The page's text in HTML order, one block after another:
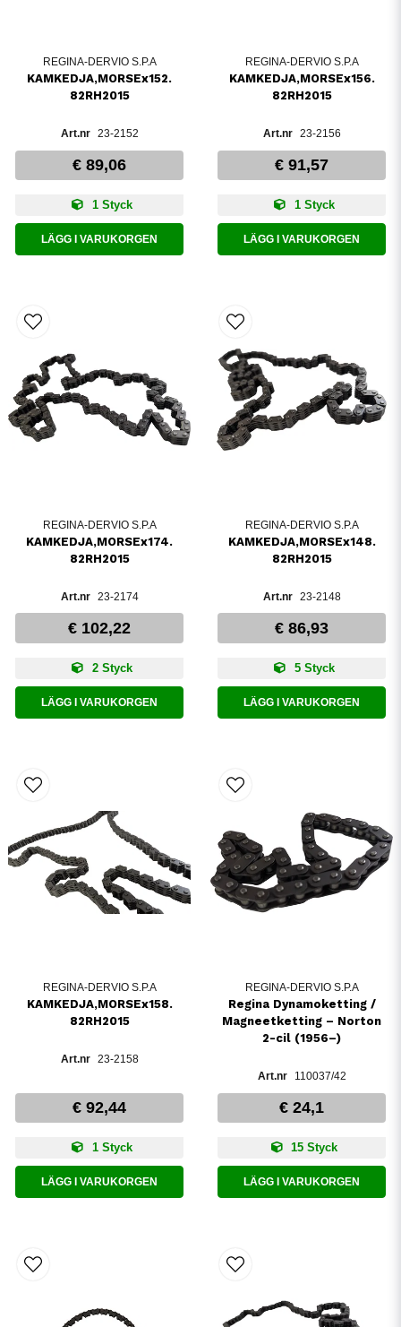
REGINA-DERVIO S.P.A
KAMKEDJA,MORSEx152.
82RH2015
23-2152
€ 89,06
1 Styck
LÄGG I VARUKORGEN
REGINA-DERVIO S.P.A
KAMKEDJA,MORSEx156.
82RH2015
23-2156
€ 91,57
1 Styck
LÄGG I VARUKORGEN
REGINA-DERVIO S.P.A
KAMKEDJA,MORSEx174.
82RH2015
23-2174
€ 102,22
2 Styck
LÄGG I VARUKORGEN
REGINA-DERVIO S.P.A
KAMKEDJA,MORSEx148.
82RH2015
23-2148
€ 86,93
5 Styck
LÄGG I VARUKORGEN
REGINA-DERVIO S.P.A
KAMKEDJA,MORSEx158.
82RH2015
23-2158
€ 92,44
1 Styck
LÄGG I VARUKORGEN
REGINA-DERVIO S.P.A
Regina Dynamoketting /
Magneetketting – Norton
2-cil (1956–)
110037/42
€ 24,1
15 Styck
LÄGG I VARUKORGEN